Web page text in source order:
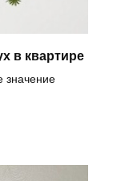
в квартире
значение